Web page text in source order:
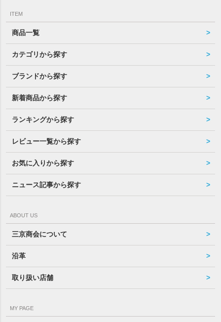
ITEM
商品一覧
カテゴリから探す
ブランドから探す
新着商品から探す
ランキングから探す
レビュー一覧から探す
お気に入りから探す
ニュース記事から探す
ABOUT US
三京商会について
沿革
取り扱い店舗
MY PAGE